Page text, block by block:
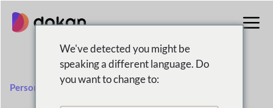
Inhalt
springen
Personalleiter des Anbieters
We've detected you might be
speaking a different language. Do
you want to change to: